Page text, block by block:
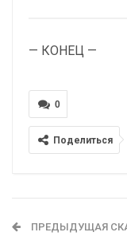
— КОНЕЦ —
0
Поделиться
ПРЕДЫДУЩАЯ